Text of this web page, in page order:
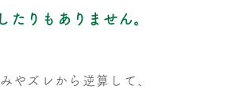
たりもありません。
やズレから逆算して、